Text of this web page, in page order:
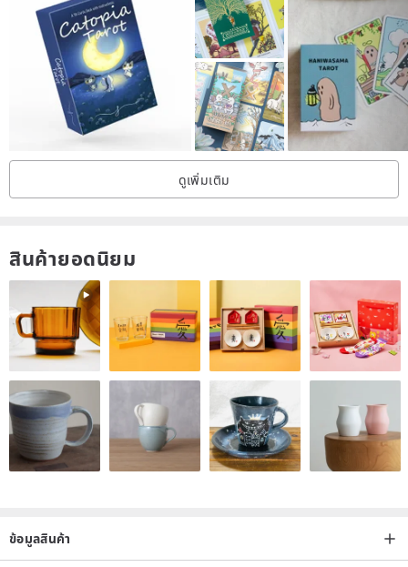
ดูเพิ่มเติม
สินค้ายอดนิยม
ข้อมูลสินค้า